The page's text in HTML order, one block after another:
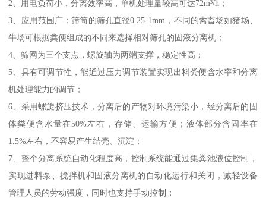
2、用电负荷小，分离效率高，单机处理量较高可达72m³/h；
3、应用范围广：筛筒的筛孔直径0.25-1mm，不同的禽畜场如猪场、
牛场可根据粪便组成的不同来选择相对筛孔的固液分离机；
4、筛网为三个支点，螺旋轴为两端支撑，稳定性高；
5、具有可调节性，能通过压力调节装置实现出料粪便含水率和分离
机处理能力的调节；
6、采用螺旋挤压技术，分离后的产物对环境污染小，经分离后的固
体粪便含水量在50%左右，存储、运输方便；液体部分含固率在
1.5%左右，不容易产生结壳、沉淀；
7、整个分离系统自动化程度高，控制系统能通过集粪池液位控制，
实现进料泵、搅拌机和固液分离机的自动化运行和关闭，减轻设备
管理人员的劳动强度，同时也支持手动控制；